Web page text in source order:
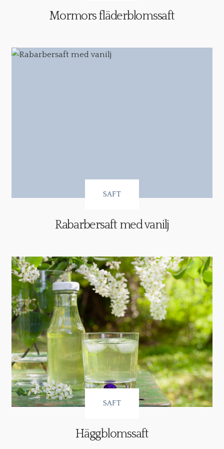
Mormors fläderblomssaft
SAFT
Rabarbersaft med vanilj
SAFT
Häggblomssaft